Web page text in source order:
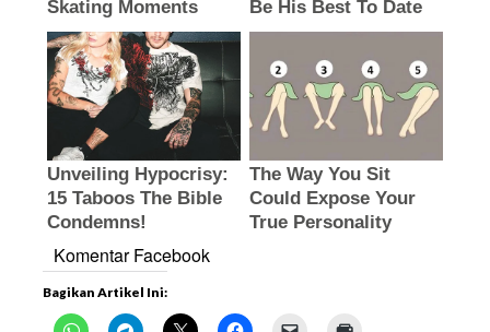
Komentar Facebook
Bagikan Artikel Ini: